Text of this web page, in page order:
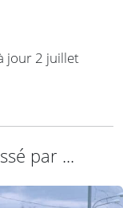
jour 2 juillet
par ...